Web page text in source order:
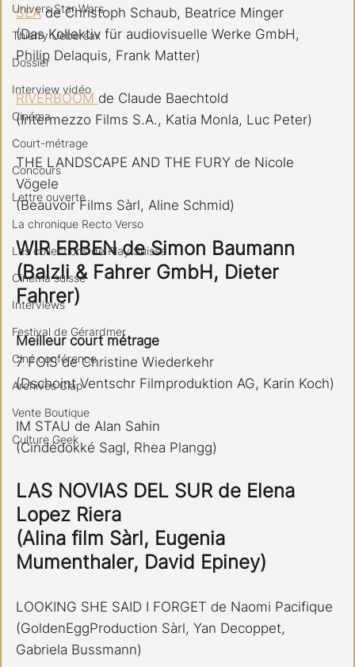
Univers Star Wars
Thierry Uebersax
Dossier
Interview vidéo
Cinéma
Court-métrage
Concours
Lettre ouverte
La chronique Recto Verso
Les collections de Play Suisse
Cinéma suisse
Interviews
Festival de Gérardmer
Ciné conférence
Archives Clap
Vente Boutique
Culture Geek
SEA de Christoph Schaub, Beatrice Minger
(Das Kollektiv für audiovisuelle Werke GmbH,
Philip Delaquis, Frank Matter)
RIVERBOOM de Claude Baechtold
(Intermezzo Films S.A., Katia Monla, Luc Peter)
THE LANDSCAPE AND THE FURY de Nicole
Vögele
(Beauvoir Films Sàrl, Aline Schmid)
WIR ERBEN de Simon Baumann
(Balzli & Fahrer GmbH, Dieter
Fahrer)
Meilleur court métrage
7 FOIS de Christine Wiederkehr
(Dschoint Ventschr Filmproduktion AG, Karin Koch)
IM STAU de Alan Sahin
(Cindédokké Sagl, Rhea Plangg)
LAS NOVIAS DEL SUR de Elena
Lopez Riera
(Alina film Sàrl, Eugenia
Mumenthaler, David Epiney)
LOOKING SHE SAID I FORGET de Naomi Pacifique
(GoldenEggProduction Sàrl, Yan Decoppet,
Gabriela Bussmann)